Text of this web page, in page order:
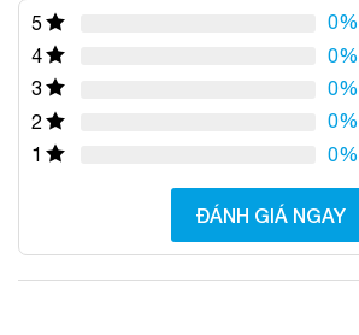
5 0%
4
0%
3
0%
2
0%
1
0%
ĐÁNH GIÁ NGAY